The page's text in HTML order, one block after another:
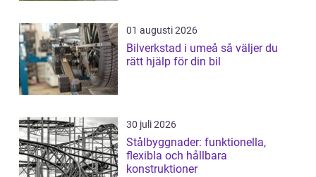
01 augusti 2026
Bilverkstad i umeå så väljer du
rätt hjälp för din bil
30 juli 2026
Stålbyggnader: funktionella,
flexibla och hållbara
konstruktioner